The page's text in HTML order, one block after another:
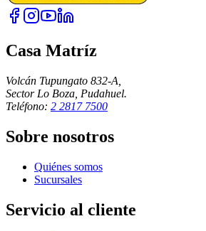
Casa Matríz
Volcán Tupungato 832-A,
Sector Lo Boza, Pudahuel.
Teléfono: 2 2817 7500
Sobre nosotros
Quiénes somos
Sucursales
Servicio al cliente